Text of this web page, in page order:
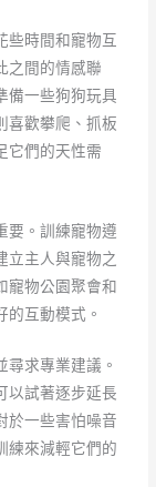
些時間和寵物互
之間的情感聯
備一些狗狗玩具
喜歡攀爬、抓板
它們的天性需
要。訓練寵物遵
立主人與寵物之
寵物公園聚會和
互動模式。
求專業建議。
以試著逐步延長
於一些害怕噪音
練來減輕它們的